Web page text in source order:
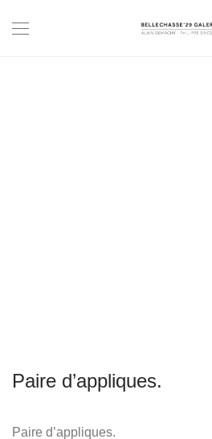
Paire d’appliques.
Paire d’appliques.